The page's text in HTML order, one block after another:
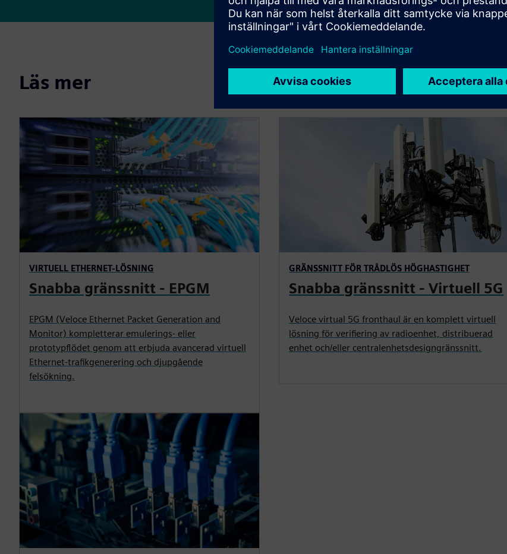
Läs mer
VIRTUELL ETHERNET-LÖSNING
Snabba gränssnitt - EPGM
EPGM (Veloce Ethernet Packet Generation and
Monitor) kompletterar emulerings- eller
prototypflödet genom att erbjuda avancerad virtuell
Ethernet-trafikgenerering och djupgående
felsökning.
GRÄNSSNITT FÖR TRÅDLÖS HÖGHASTIGHET
Snabba gränssnitt - Virtuell 5G
Veloce virtual 5G fronthaul är en komplett virtuell
lösning för verifiering av radioenhet, distribuerad
enhet och/eller centralenhetsdesigngränssnitt.